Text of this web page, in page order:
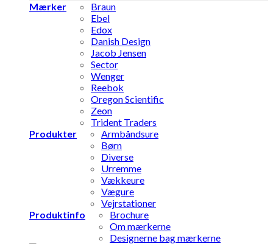
Mærker
Braun
Ebel
Edox
Danish Design
Jacob Jensen
Sector
Wenger
Reebok
Oregon Scientific
Zeon
Trident Traders
Produkter
Armbåndsure
Børn
Diverse
Urremme
Vækkeure
Vægure
Vejrstationer
Produktinfo
Brochure
Om mærkerne
Designerne bag mærkerne